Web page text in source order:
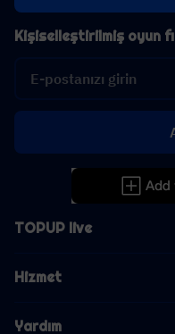
TOPUP live
Hizmet
Yardım
Kişiselleştirilmiş oyun